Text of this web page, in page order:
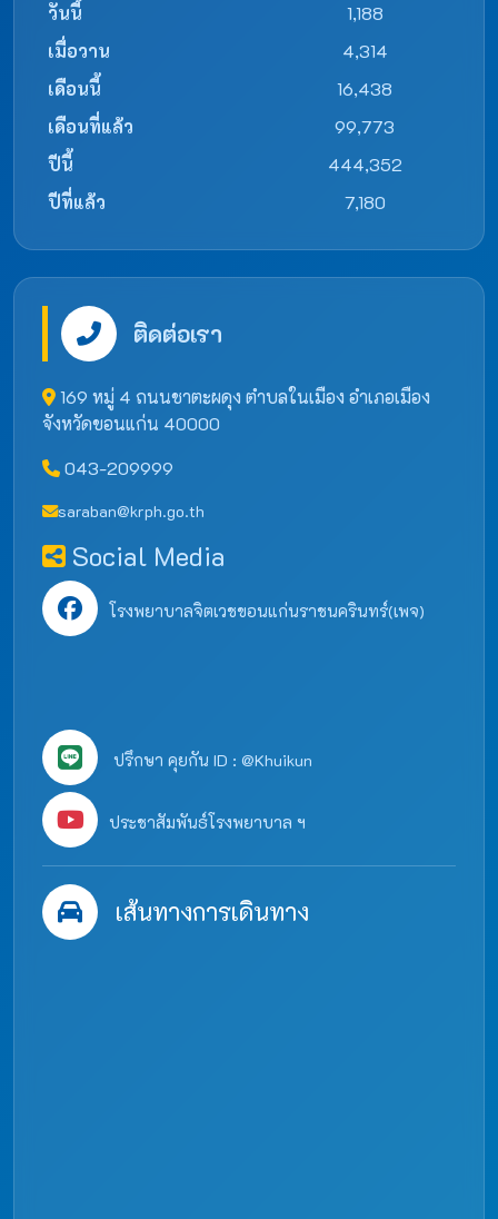
วันนี้
1,188
เมื่อวาน
4,314
เดือนนี้
16,438
เดือนที่แล้ว
99,773
ปีนี้
444,352
ปีที่แล้ว
7,180
ติดต่อเรา
169 หมู่ 4 ถนนชาตะผดุง ตำบลในเมือง อำเภอเมือง
จังหวัดขอนแก่น 40000
043-209999
saraban@krph.go.th
Social Media
โรงพยาบาลจิตเวชขอนแก่นราชนครินทร์(เพจ)
ปรึกษา คุยกัน ID : @Khuikun
ประชาสัมพันธ์โรงพยาบาล ฯ
เส้นทางการเดินทาง